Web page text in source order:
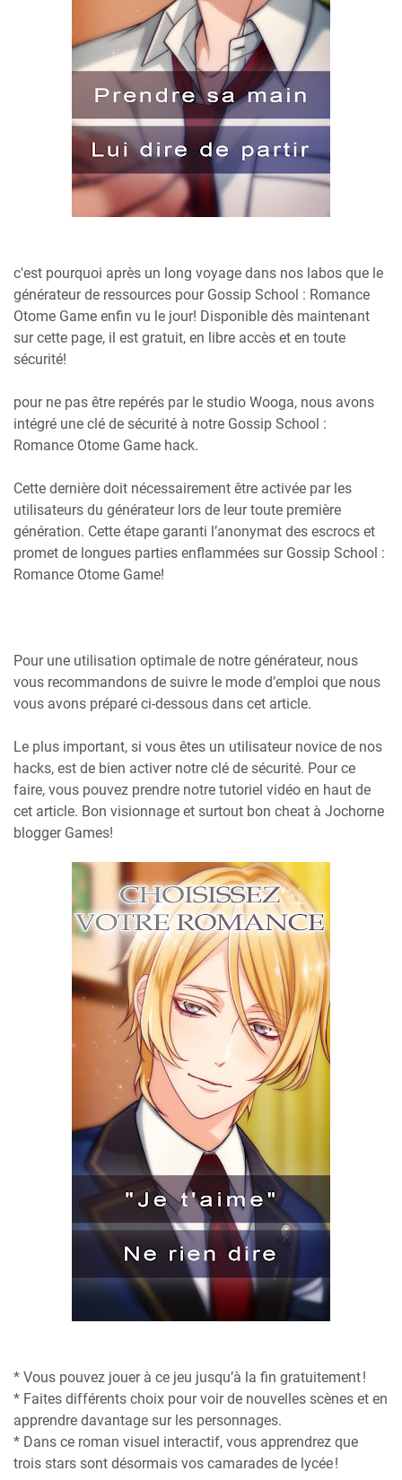
c'est pourquoi après un long voyage dans nos labos que le
générateur de ressources pour Gossip School : Romance
Otome Game enfin vu le jour! Disponible dès maintenant
sur cette page, il est gratuit, en libre accès et en toute
sécurité!
pour ne pas être repérés par le studio Wooga, nous avons
intégré une clé de sécurité à notre Gossip School :
Romance Otome Game hack.
Cette dernière doit nécessairement être activée par les
utilisateurs du générateur lors de leur toute première
génération. Cette étape garanti l’anonymat des escrocs et
promet de longues parties enflammées sur Gossip School :
Romance Otome Game!
Pour une utilisation optimale de notre générateur, nous
vous recommandons de suivre le mode d’emploi que nous
vous avons préparé ci-dessous dans cet article.
Le plus important, si vous êtes un utilisateur novice de nos
hacks, est de bien activer notre clé de sécurité. Pour ce
faire, vous pouvez prendre notre tutoriel vidéo en haut de
cet article. Bon visionnage et surtout bon cheat à Jochorne
blogger Games!
* Vous pouvez jouer à ce jeu jusqu’à la fin gratuitement !
* Faites différents choix pour voir de nouvelles scènes et en
apprendre davantage sur les personnages.
* Dans ce roman visuel interactif, vous apprendrez que
trois stars sont désormais vos camarades de lycée !